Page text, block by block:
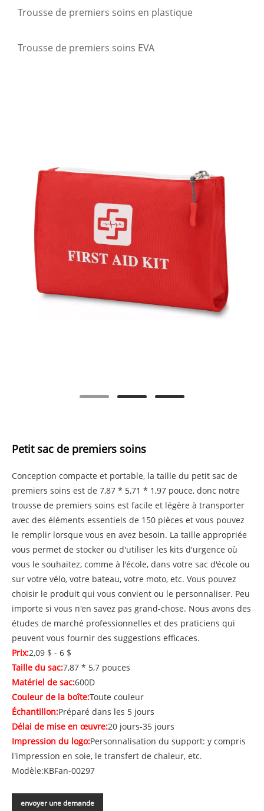
Trousse de premiers soins en plastique
Trousse de premiers soins EVA
Petit sac de premiers soins
Conception compacte et portable, la taille du petit sac de
premiers soins est de 7,87 * 5,71 * 1,97 pouce, donc notre
trousse de premiers soins est facile et légère à transporter
avec des éléments essentiels de 150 pièces et vous pouvez
le remplir lorsque vous en avez besoin. La taille appropriée
vous permet de stocker ou d'utiliser les kits d'urgence où
vous le souhaitez, comme à l'école, dans votre sac d'école ou
sur votre vélo, votre bateau, votre moto, etc. Vous pouvez
choisir le produit qui vous convient ou le personnaliser. Peu
importe si vous n'en savez pas grand-chose. Nous avons des
études de marché professionnelles et des praticiens qui
peuvent vous fournir des suggestions efficaces.
Prix:2,09 $ - 6 $
Taille du sac:7,87 * 5,7 pouces
Matériel de sac:600D
Couleur de la boîte:Toute couleur
Échantillon:Préparé dans les 5 jours
Délai de mise en œuvre:20 jours-35 jours
Impression du logo:Personnalisation du support: y compris
l'impression en soie, le transfert de chaleur, etc.
Modèle:KBFan-00297
envoyer une demande